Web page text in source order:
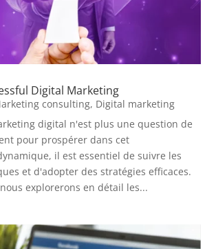
Digital Marketing
consulting, Digital marketing
digital n'est plus une question de
pour prospérer dans cet
il est essentiel de suivre les
et d'adopter des stratégies efficaces.
explorerons en détail les...